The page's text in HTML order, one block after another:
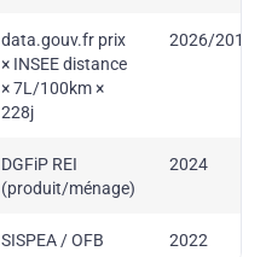
data.gouv.fr prix
× INSEE distance
× 7L/100km ×
228j
2026/2019
DGFiP REI
(produit/ménage)
2024
SISPEA / OFB 2022